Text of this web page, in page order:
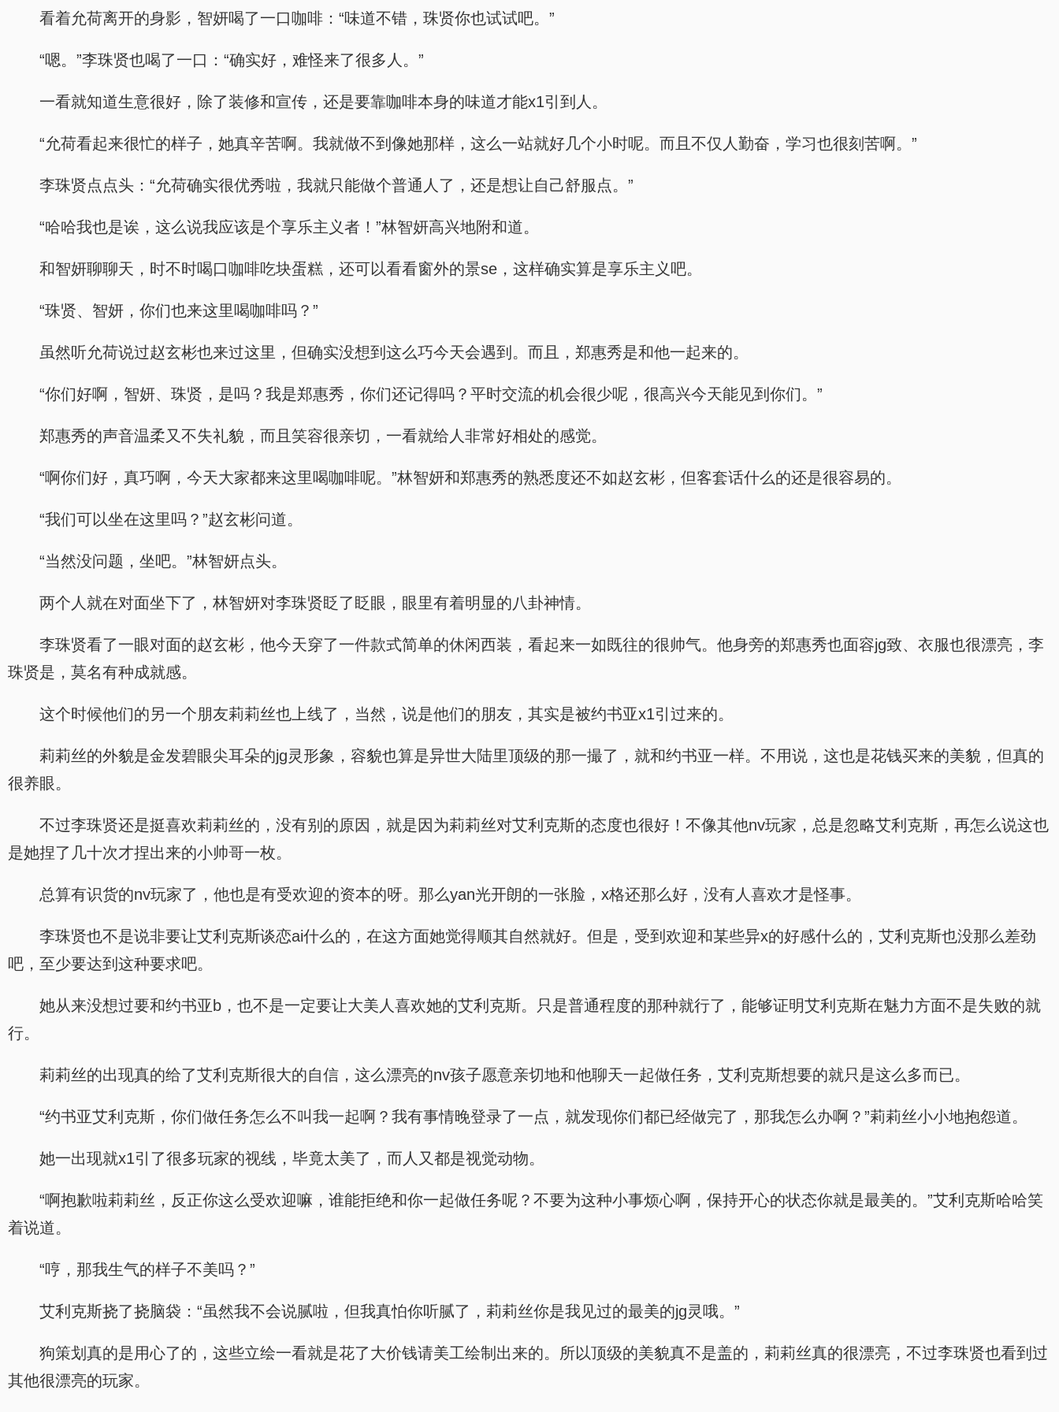
看着允荷离开的身影，智妍喝了一口咖啡：“味道不错，珠贤你也试试吧。”
“嗯。”李珠贤也喝了一口：“确实好，难怪来了很多人。”
一看就知道生意很好，除了装修和宣传，还是要靠咖啡本身的味道才能x1引到人。
“允荷看起来很忙的样子，她真辛苦啊。我就做不到像她那样，这么一站就好几个小时呢。而且不仅人勤奋，学习也很刻苦啊。”
李珠贤点点头：“允荷确实很优秀啦，我就只能做个普通人了，还是想让自己舒服点。”
“哈哈我也是诶，这么说我应该是个享乐主义者！”林智妍高兴地附和道。
和智妍聊聊天，时不时喝口咖啡吃块蛋糕，还可以看看窗外的景se，这样确实算是享乐主义吧。
“珠贤、智妍，你们也来这里喝咖啡吗？”
虽然听允荷说过赵玄彬也来过这里，但确实没想到这么巧今天会遇到。而且，郑惠秀是和他一起来的。
“你们好啊，智妍、珠贤，是吗？我是郑惠秀，你们还记得吗？平时交流的机会很少呢，很高兴今天能见到你们。”
郑惠秀的声音温柔又不失礼貌，而且笑容很亲切，一看就给人非常好相处的感觉。
“啊你们好，真巧啊，今天大家都来这里喝咖啡呢。”林智妍和郑惠秀的熟悉度还不如赵玄彬，但客套话什么的还是很容易的。
“我们可以坐在这里吗？”赵玄彬问道。
“当然没问题，坐吧。”林智妍点头。
两个人就在对面坐下了，林智妍对李珠贤眨了眨眼，眼里有着明显的八卦神情。
李珠贤看了一眼对面的赵玄彬，他今天穿了一件款式简单的休闲西装，看起来一如既往的很帅气。他身旁的郑惠秀也面容jg致、衣服也很漂亮，李
珠贤是，莫名有种成就感。
这个时候他们的另一个朋友莉莉丝也上线了，当然，说是他们的朋友，其实是被约书亚x1引过来的。
莉莉丝的外貌是金发碧眼尖耳朵的jg灵形象，容貌也算是异世大陆里顶级的那一撮了，就和约书亚一样。不用说，这也是花钱买来的美貌，但真的
很养眼。
不过李珠贤还是挺喜欢莉莉丝的，没有别的原因，就是因为莉莉丝对艾利克斯的态度也很好！不像其他nv玩家，总是忽略艾利克斯，再怎么说这也
是她捏了几十次才捏出来的小帅哥一枚。
总算有识货的nv玩家了，他也是有受欢迎的资本的呀。那么yan光开朗的一张脸，x格还那么好，没有人喜欢才是怪事。
李珠贤也不是说非要让艾利克斯谈恋ai什么的，在这方面她觉得顺其自然就好。但是，受到欢迎和某些异x的好感什么的，艾利克斯也没那么差劲
吧，至少要达到这种要求吧。
她从来没想过要和约书亚b，也不是一定要让大美人喜欢她的艾利克斯。只是普通程度的那种就行了，能够证明艾利克斯在魅力方面不是失败的就
行。
莉莉丝的出现真的给了艾利克斯很大的自信，这么漂亮的nv孩子愿意亲切地和他聊天一起做任务，艾利克斯想要的就只是这么多而已。
“约书亚艾利克斯，你们做任务怎么不叫我一起啊？我有事情晚登录了一点，就发现你们都已经做完了，那我怎么办啊？”莉莉丝小小地抱怨道。
她一出现就x1引了很多玩家的视线，毕竟太美了，而人又都是视觉动物。
“啊抱歉啦莉莉丝，反正你这么受欢迎嘛，谁能拒绝和你一起做任务呢？不要为这种小事烦心啊，保持开心的状态你就是最美的。”艾利克斯哈哈笑
着说道。
“哼，那我生气的样子不美吗？”
艾利克斯挠了挠脑袋：“虽然我不会说腻啦，但我真怕你听腻了，莉莉丝你是我见过的最美的jg灵哦。”
狗策划真的是用心了的，这些立绘一看就是花了大价钱请美工绘制出来的。所以顶级的美貌真不是盖的，莉莉丝真的很漂亮，不过李珠贤也看到过
其他很漂亮的玩家。